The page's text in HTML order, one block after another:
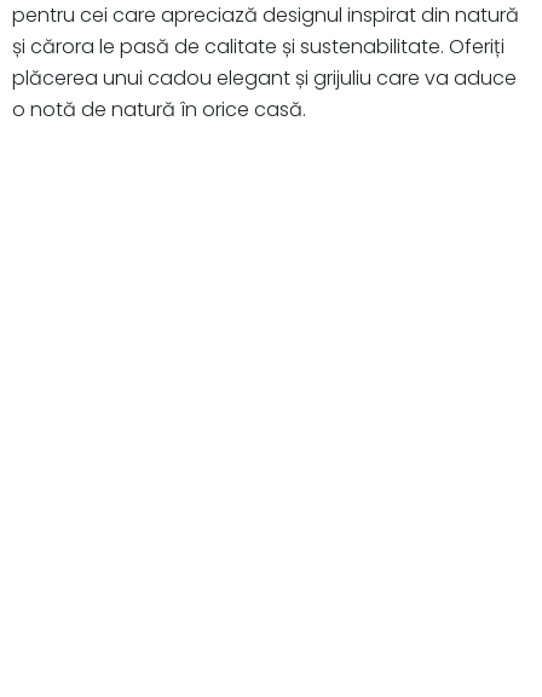
pentru cei care apreciază designul inspirat din natură
și cărora le pasă de calitate și sustenabilitate. Oferiți
plăcerea unui cadou elegant și grijuliu care va aduce
o notă de natură în orice casă.